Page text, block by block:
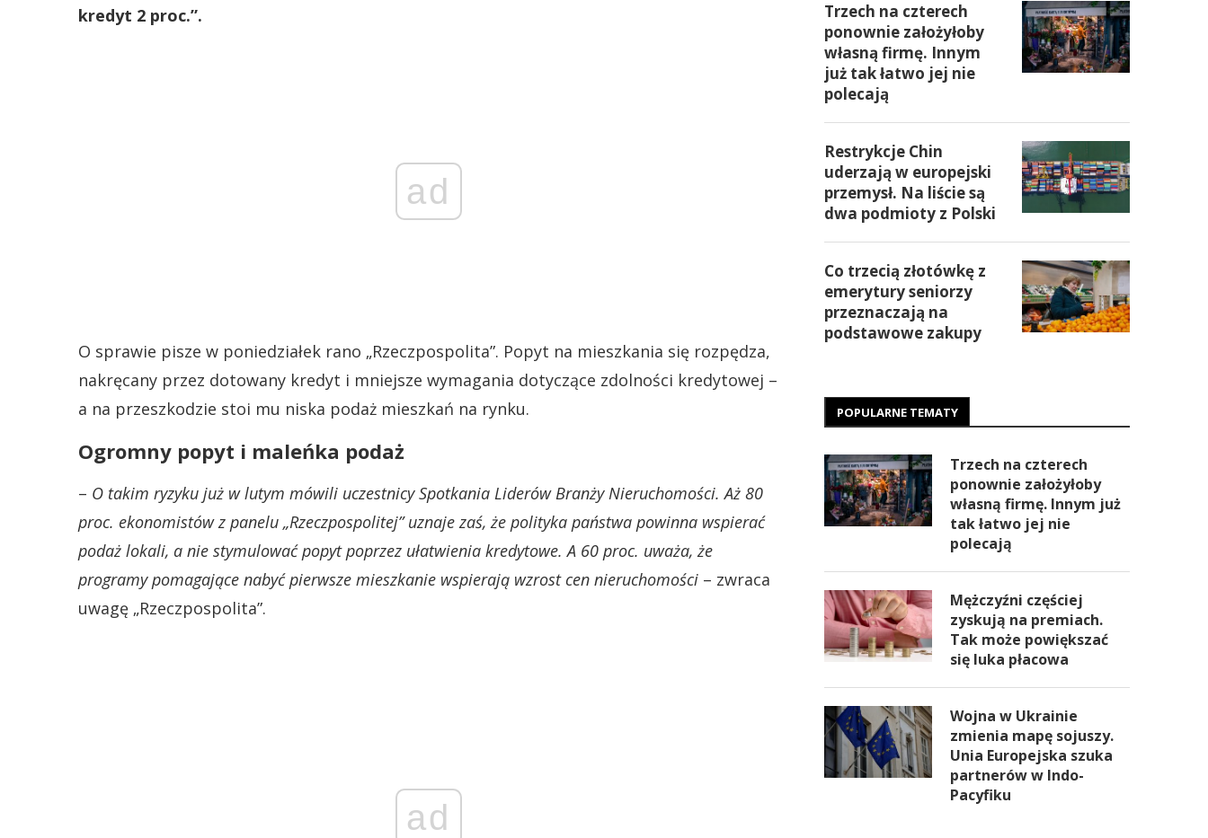
kredyt 2 proc.”.
ad
O sprawie pisze w poniedziałek rano „Rzeczpospolita”. Popyt na mieszkania się rozpędza,
nakręcany przez dotowany kredyt i mniejsze wymagania dotyczące zdolności kredytowej –
a na przeszkodzie stoi mu niska podaż mieszkań na rynku.
Ogromny popyt i maleńka podaż
– O takim ryzyku już w lutym mówili uczestnicy Spotkania Liderów Branży Nieruchomości. Aż 80
proc. ekonomistów z panelu „Rzeczpospolitej” uznaje zaś, że polityka państwa powinna wspierać
podaż lokali, a nie stymulować popyt poprzez ułatwienia kredytowe. A 60 proc. uważa, że
programy pomagające nabyć pierwsze mieszkanie wspierają wzrost cen nieruchomości – zwraca
uwagę „Rzeczpospolita”.
ad
Trzech na czterech
ponownie założyłoby
własną firmę. Innym
już tak łatwo jej nie
polecają
Restrykcje Chin
uderzają w europejski
przemysł. Na liście są
dwa podmioty z Polski
Co trzecią złotówkę z
emerytury seniorzy
przeznaczają na
podstawowe zakupy
POPULARNE TEMATY
Trzech na czterech
ponownie założyłoby
własną firmę. Innym już
tak łatwo jej nie
polecają
Mężczyźni częściej
zyskują na premiach.
Tak może powiększać
się luka płacowa
Wojna w Ukrainie
zmienia mapę sojuszy.
Unia Europejska szuka
partnerów w Indo-
Pacyfiku